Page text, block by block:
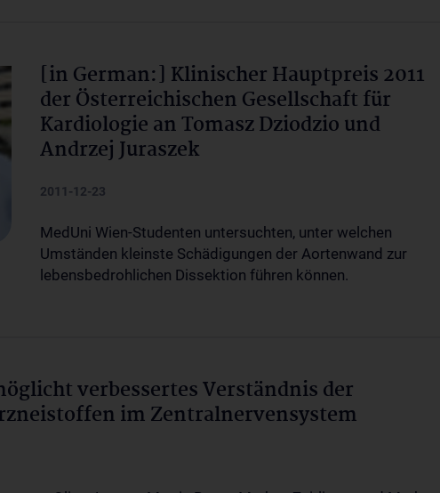
[in German:] Klinischer Hauptpreis 2011
der Österreichischen Gesellschaft für
Kardiologie an Tomasz Dziodzio und
Andrzej Juraszek
2011-12-23
MedUni Wien-Studenten untersuchten, unter welchen
Umständen kleinste Schädigungen der Aortenwand zur
lebensbedrohlichen Dissektion führen können.
verbessertes Verständnis der
im Zentralnervensystem